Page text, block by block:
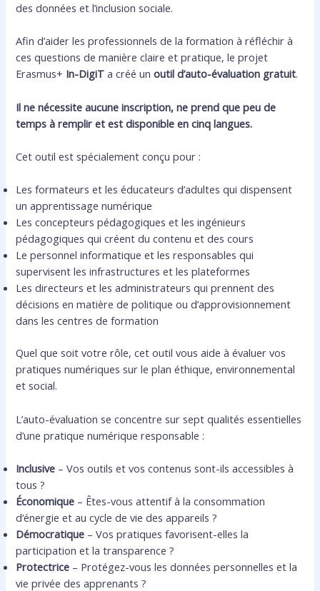
des données et l’inclusion sociale.
Afin d’aider les professionnels de la formation à réfléchir à
ces questions de manière claire et pratique, le projet
Erasmus+ In-DigiT a créé unoutil d’auto-évaluation gratuit.
Il ne nécessite aucune inscription, ne prend que peu de
temps à remplir et est disponible en cinq langues.
Cet outil est spécialement conçu pour :
Les formateurs et les éducateurs d’adultes qui dispensent
un apprentissage numérique
Les concepteurs pédagogiques et les ingénieurs
pédagogiques qui créent du contenu et des cours
Le personnel informatique et les responsables qui
supervisent les infrastructures et les plateformes
Les directeurs et les administrateurs qui prennent des
décisions en matière de politique ou d’approvisionnement
dans les centres de formation
Quel que soit votre rôle, cet outil vous aide à évaluer vos
pratiques numériques sur le plan éthique, environnemental
et social.
L’auto-évaluation se concentre sur sept qualités essentielles
d’une pratique numérique responsable :
Inclusive – Vos outils et vos contenus sont-ils accessibles à
tous ?
Économique – Êtes-vous attentif à la consommation
d’énergie et au cycle de vie des appareils ?
Démocratique – Vos pratiques favorisent-elles la
participation et la transparence ?
Protectrice – Protégez-vous les données personnelles et la
vie privée des apprenants ?